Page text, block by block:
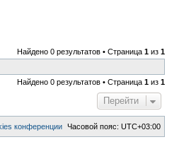
Найдено 0 результатов • Страница 1 из 1
Найдено 0 результатов • Страница 1 из 1
Перейти
Часовой пояс: UTC+03:00
конференции